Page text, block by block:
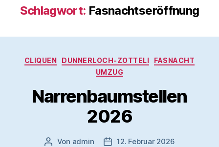
Wyhlen
e.V.
Schlagwort: Fasnachtseröffnung
Kategorien
CLIQUEN DUNNERLOCH-ZOTTELI
FASNACHT
UMZUG
Narrenbaumstellen
2026
Beitragsautor
Von admin Veröffentlichungsdatum
12. Februar 2026